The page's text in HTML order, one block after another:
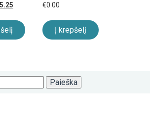
Current
is:
€55.25.
€0.00
Į krepšelį